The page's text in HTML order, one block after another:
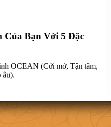
Của Bạn Với 5 Đặc
OCEAN (Cởi mở, Tận tâm,
âu).